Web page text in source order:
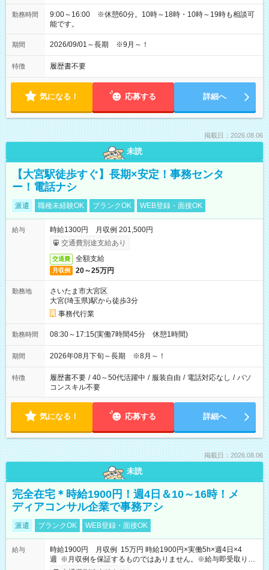
勤務時間
9:00～16:00 ※休憩60分。10時～18時・10時～19時も相談可
能です。
期間 2026/09/01～長期 ※9月～！
特徴 履歴書不要
気になる！ 応募する 詳細へ
掲載日：2026.08.06
未読
【大宮駅徒歩すぐ】長期×安定！事務センタ
ー！電話ナシ
派遣 職種未経験OK ブランクOK WEB登録・面接OK
給与
時給1300円 月収例 201,500円
交通費別途支給あり
交通費 全額支給
月収例 20～25万円
勤務地
さいたま市大宮区
大宮(埼玉県)駅から徒歩3分
事務代行業
勤務時間 08:30～17:15(実働7時間45分 休憩1時間)
期間 2026年08月下旬～長期 ※8月～！
特徴 履歴書不要 / 40～50代活躍中 / 服装自由 / 電話対応なし / パソ
コンスキル不要
気になる！ 応募する 詳細へ
掲載日：2026.08.06
未読
完全在宅＊時給1900円！週4日＆10～16時！メ
ディアコンサル企業で事務アシ
派遣 ブランクOK WEB登録・面接OK
給与
時給1900円 月収例 15万円 時給1900円×実働5h×週4日×4
週 ※月収例を保証するものではありません。※給与即受取りサ